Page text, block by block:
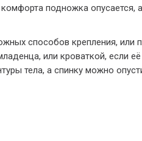
подножка опусается,
способов крепления, или
или кроваткой, если её
тела, а спинку можно